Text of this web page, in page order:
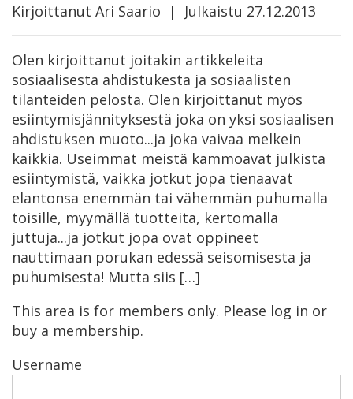
Kirjoittanut Ari Saario | Julkaistu 27.12.2013
Olen kirjoittanut joitakin artikkeleita
sosiaalisesta ahdistukesta ja sosiaalisten
tilanteiden pelosta. Olen kirjoittanut myös
esiintymisjännityksestä joka on yksi sosiaalisen
ahdistuksen muoto...ja joka vaivaa melkein
kaikkia. Useimmat meistä kammoavat julkista
esiintymistä, vaikka jotkut jopa tienaavat
elantonsa enemmän tai vähemmän puhumalla
toisille, myymällä tuotteita, kertomalla
juttuja...ja jotkut jopa ovat oppineet
nauttimaan porukan edessä seisomisesta ja
puhumisesta! Mutta siis […]
This area is for members only. Please log in or
buy a membership.
Username